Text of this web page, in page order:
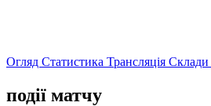
Огляд Статистика Трансляція Склади
події матчу